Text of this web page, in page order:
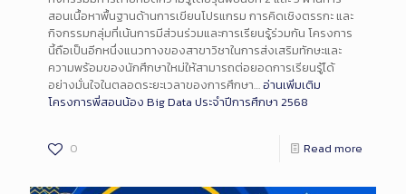
สอนเนื้อหาพื้นฐานด้านการเขียนโปรแกรม การคิดเชิงตรรกะ และ
กิจกรรมกลุ่มที่เน้นการมีส่วนร่วมและการเรียนรู้ร่วมกัน โครงการ
นี้ถือเป็นอีกหนึ่งแนวทางของสาขาวิชาในการส่งเสริมทักษะและ
ความพร้อมของนักศึกษาใหม่ให้สามารถต่อยอดการเรียนรู้ได้
อย่างมั่นใจในตลอดระยะเวลาของการศึกษา…อ่านเพิ่มเติม
โครงการพี่สอนน้อง Big Data ประจำปีการศึกษา 2568
0 Read more